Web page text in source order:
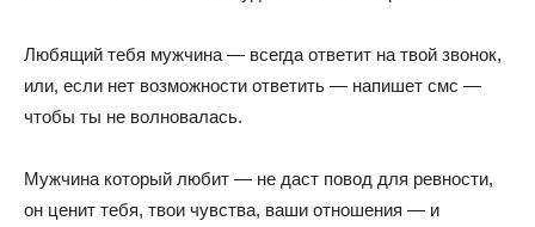
Любящий тебя мужчина — всегда ответит на твой звонок,
или, если нет возможности ответить — напишет смс —
чтобы ты не волновалась.
Мужчина который любит — не даст повод для ревности,
он ценит тебя, твои чувства, ваши отношения — и